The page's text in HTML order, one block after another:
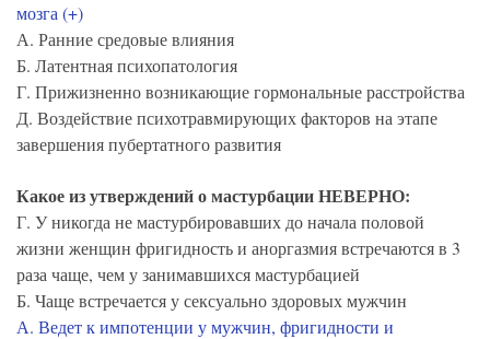
мозга (+)
А. Ранние средовые влияния
Б. Латентная психопатология
Г. Прижизненно возникающие гормональные расстройства
Д. Воздействие психотравмирующих факторов на этапе
завершения пубертатного развития
Какое из утверждений о мастурбации НЕВЕРНО:
Г. У никогда не мастурбировавших до начала половой
жизни женщин фригидность и аноргазмия встречаются в 3
раза чаще, чем у занимавшихся мастурбацией
Б. Чаще встречается у сексуально здоровых мужчин
А. Ведет к импотенции у мужчин, фригидности и